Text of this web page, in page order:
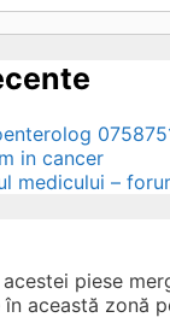
in cancer
medicului –
piese
această zonă